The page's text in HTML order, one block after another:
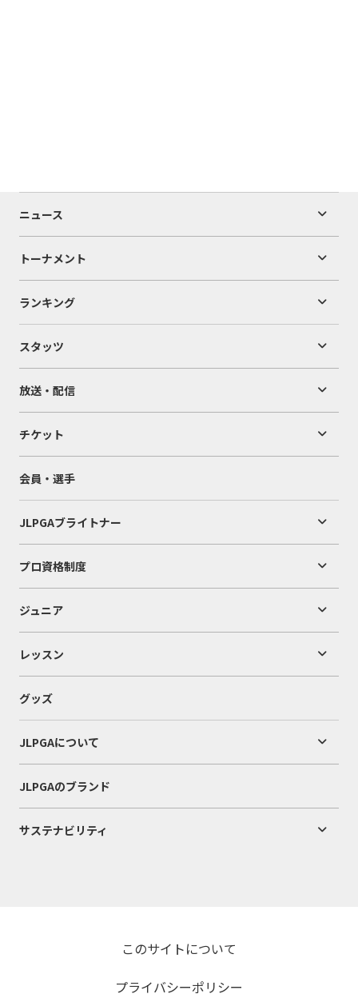
ニュース
トーナメント
ランキング
スタッツ
放送・配信
チケット
会員・選手
JLPGAブライトナー
プロ資格制度
ジュニア
レッスン
グッズ
JLPGAについて
JLPGAのブランド
サステナビリティ
このサイトについて
プライバシーポリシー